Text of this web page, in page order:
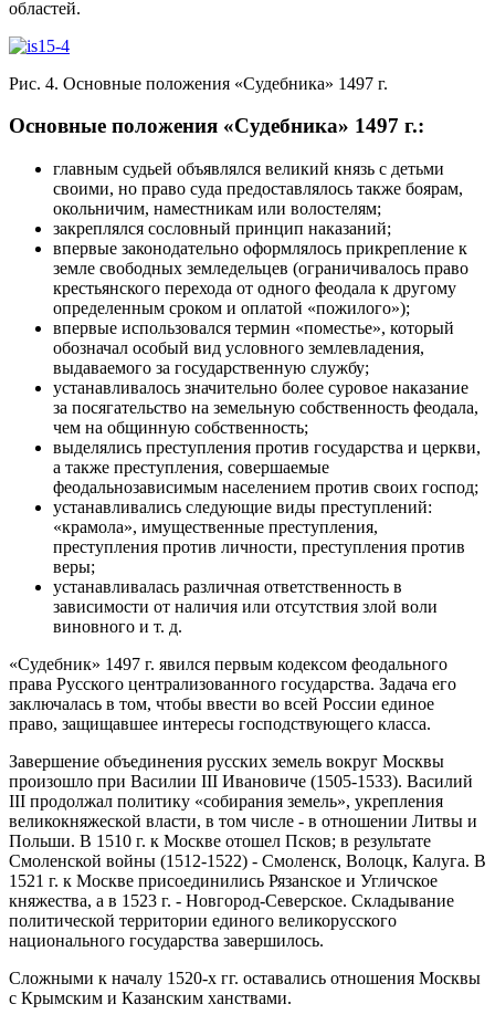
областей.
Рис. 4. Основные положения «Судебника» 1497 г.
Основные положения «Судебника» 1497 г.:
главным судьей объявлялся великий князь с детьми
своими, но право суда предоставлялось также боярам,
окольничим, наместникам или волостелям;
закреплялся сословный принцип наказаний;
впервые законодательно оформлялось прикрепление к
земле свободных земледельцев (ограничивалось право
крестьянского перехода от одного феодала к другому
определенным сроком и оплатой «пожилого»);
впервые использовался термин «поместье», который
обозначал особый вид условного землевладения,
выдаваемого за государственную службу;
устанавливалось значительно более суровое наказание
за посягательство на земельную собственность феодала,
чем на общинную собственность;
выделялись преступления против государства и церкви,
а также преступления, совершаемые
феодальнозависимым населением против своих господ;
устанавливались следующие виды преступлений:
«крамола», имущественные преступления,
преступления против личности, преступления против
веры;
устанавливалась различная ответственность в
зависимости от наличия или отсутствия злой воли
виновного и т. д.
«Судебник» 1497 г. явился первым кодексом феодального
права Русского централизованного государства. Задача его
заключалась в том, чтобы ввести во всей России единое
право, защищавшее интересы господствующего класса.
Завершение объединения русских земель вокруг Москвы
произошло при Василии III Ивановиче (1505-1533). Василий
III продолжал политику «собирания земель», укрепления
великокняжеской власти, в том числе - в отношении Литвы и
Польши. В 1510 г. к Москве отошел Псков; в результате
Смоленской войны (1512-1522) - Смоленск, Волоцк, Калуга. В
1521 г. к Москве присоединились Рязанское и Угличское
княжества, а в 1523 г. - Новгород-Северское. Складывание
политической территории единого великорусского
национального государства завершилось.
Сложными к началу 1520-х гг. оставались отношения Москвы
с Крымским и Казанским ханствами.